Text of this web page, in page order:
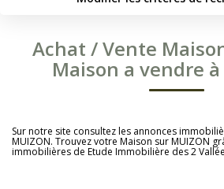
Nos Actualités
ESTIMATION
Surface min Budget
Achat / Vente
Maison a vendre à
Sur notre site consultez les annonces
MUIZON. Trouvez votre Maison sur MUIZON
immobilières de Etude Immobilière des 2